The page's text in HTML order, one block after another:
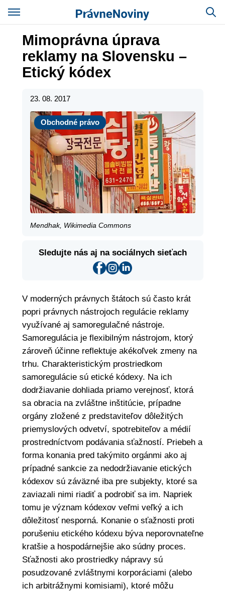
Mimoprávna úprava
reklamy na Slovensku –
Etický kódex
23. 08. 2017
Obchodné právo
Obchodné právo
Mendhak, Wikimedia Commons
Sledujte nás aj na sociálnych sieťach
V moderných právnych štátoch sú často krát
popri právnych nástrojoch regulácie reklamy
využívané aj samoregulačné nástroje.
Samoregulácia je flexibilným nástrojom, ktorý
zároveň účinne reflektuje akékoľvek zmeny na
trhu. Charakteristickým prostriedkom
samoregulácie sú etické kódexy. Na ich
dodržiavanie dohliada priamo verejnosť, ktorá
sa obracia na zvláštne inštitúcie, prípadne
orgány zložené z predstaviteľov dôležitých
priemyslových odvetví, spotrebiteľov a médií
prostredníctvom podávania sťažností. Priebeh a
forma konania pred takýmito orgánmi ako aj
prípadné sankcie za nedodržiavanie etických
kódexov sú záväzné iba pre subjekty, ktoré sa
zaviazali nimi riadiť a podrobiť sa im. Napriek
tomu je význam kódexov veľmi veľký a ich
dôležitosť nesporná. Konanie o sťažnosti proti
porušeniu etického kódexu býva neporovnateľne
kratšie a hospodárnejšie ako súdny proces.
Sťažnosti ako prostriedky nápravy sú
posudzované zvláštnymi korporáciami (alebo
ich arbitrážnymi komisiami), ktoré môžu